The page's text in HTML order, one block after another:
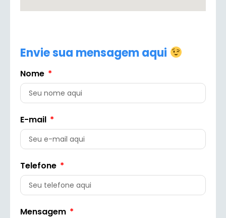
Envie sua mensagem aqui
Nome
E-mail
Telefone
Mensagem